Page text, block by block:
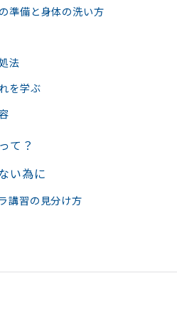
準備と身体の洗い方
法
を学ぶ
て？
い為に
講習の見分け方